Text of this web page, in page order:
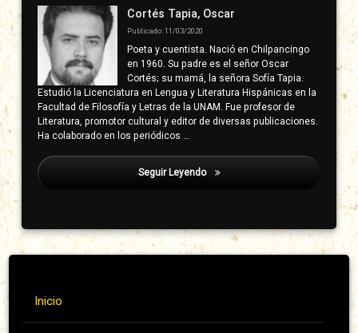
Cortés Tapia, Oscar
Publicado: 11/03/2020
Poeta y cuentista. Nació en Chilpancingo
en 1960. Su padre es el señor Oscar
Cortés; su mamá, la señora Sofía Tapia.
Estudió la Licenciatura en Lengua y Literatura Hispánicas en la
Facultad de Filosofía y Letras de la UNAM. Fue profesor de
Literatura, promotor cultural y editor de diversas publicaciones.
Ha colaborado en los periódicos …
Seguir Leyendo Acevedo, José María
Inicio